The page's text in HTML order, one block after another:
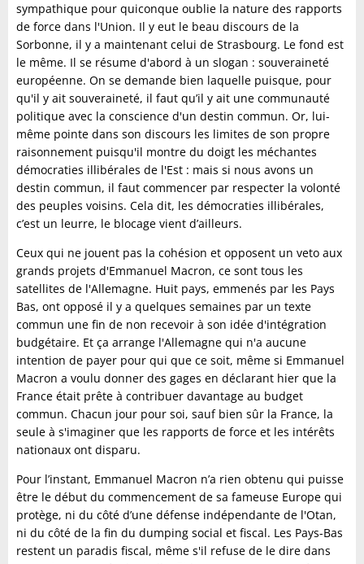
sympathique pour quiconque oublie la nature des rapports
de force dans l'Union. Il y eut le beau discours de la
Sorbonne, il y a maintenant celui de Strasbourg. Le fond est
le même. Il se résume d'abord à un slogan : souveraineté
européenne. On se demande bien laquelle puisque, pour
qu'il y ait souveraineté, il faut qu’il y ait une communauté
politique avec la conscience d'un destin commun. Or, lui-
même pointe dans son discours les limites de son propre
raisonnement puisqu'il montre du doigt les méchantes
démocraties illibérales de l'Est : mais si nous avons un
destin commun, il faut commencer par respecter la volonté
des peuples voisins. Cela dit, les démocraties illibérales,
c’est un leurre, le blocage vient d’ailleurs.
Ceux qui ne jouent pas la cohésion et opposent un veto aux
grands projets d'Emmanuel Macron, ce sont tous les
satellites de l'Allemagne. Huit pays, emmenés par les Pays
Bas, ont opposé il y a quelques semaines par un texte
commun une fin de non recevoir à son idée d'intégration
budgétaire. Et ça arrange l'Allemagne qui n'a aucune
intention de payer pour qui que ce soit, même si Emmanuel
Macron a voulu donner des gages en déclarant hier que la
France était prête à contribuer davantage au budget
commun. Chacun jour pour soi, sauf bien sûr la France, la
seule à s'imaginer que les rapports de force et les intérêts
nationaux ont disparu.
Pour l’instant, Emmanuel Macron n’a rien obtenu qui puisse
être le début du commencement de sa fameuse Europe qui
protège, ni du côté d’une défense indépendante de l'Otan,
ni du côté de la fin du dumping social et fiscal. Les Pays-Bas
restent un paradis fiscal, même s'il refuse de le dire dans